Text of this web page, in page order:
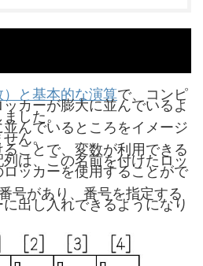
と基本的な演算で、コンピ
カーが膨大に並んでいるよ
した。
んでいるところをイメージ
ん。
ことで、変数が利用できる
は、この名前を付けたロッ
ッカーを使用することがで
号があり、番号を指定する
出し入れできるようになり